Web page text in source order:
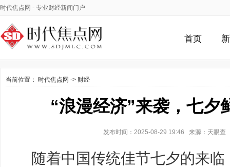
时代焦点网 - 专业财经新闻门户
首页
当前位置： 时代焦点网 -> 财经
“浪漫经济”来袭，七夕
发布时间：2025-08-29 19:46 来源：天眼
随着中国传统佳节七夕的来